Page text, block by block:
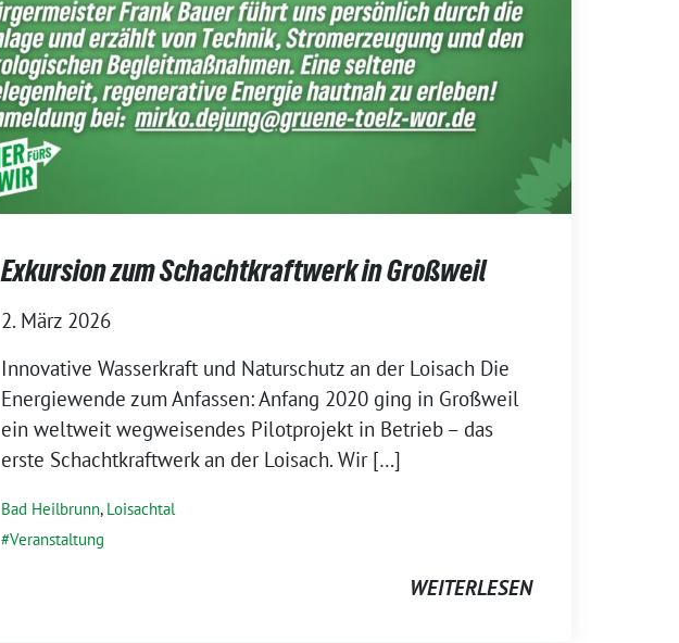
Exkursion zum Schachtkraftwerk in Großweil
2. März 2026
Innovative Wasserkraft und Naturschutz an der Loisach Die
Energiewende zum Anfassen: Anfang 2020 ging in Großweil
ein weltweit wegweisendes Pilotprojekt in Betrieb – das
erste Schachtkraftwerk an der Loisach. Wir […]
Bad Heilbrunn, Loisachtal
Veranstaltung
WEITERLESEN